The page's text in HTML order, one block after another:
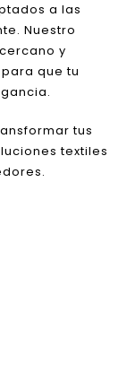
a las
Nuestro
y
que tu
tus
textiles